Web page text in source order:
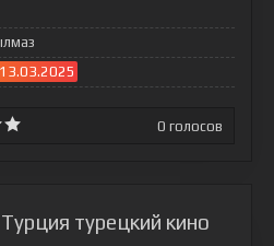
0 голосов
турецкий кино